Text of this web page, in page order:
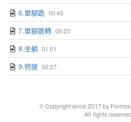
00:40
6.單腳跪
00:23
7.單腳跪轉
01:01
8.坐躺
00:27
9.劈腿
© Copyright since 2017 by
All rights